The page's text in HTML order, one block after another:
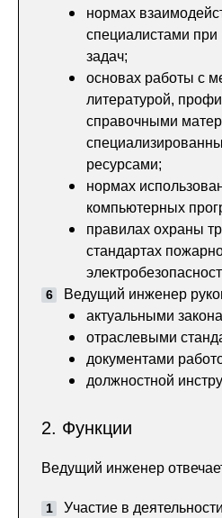
нормах
специалистами
задач;
основах работы с
литературой,
справочными
ресурсами;
нормах
компьютерных
правилах охраны
стандартах
Ведущий инженер
актуальными
отраслевыми
документами
должностной
2. Функции
Ведущий инженер
Участие в